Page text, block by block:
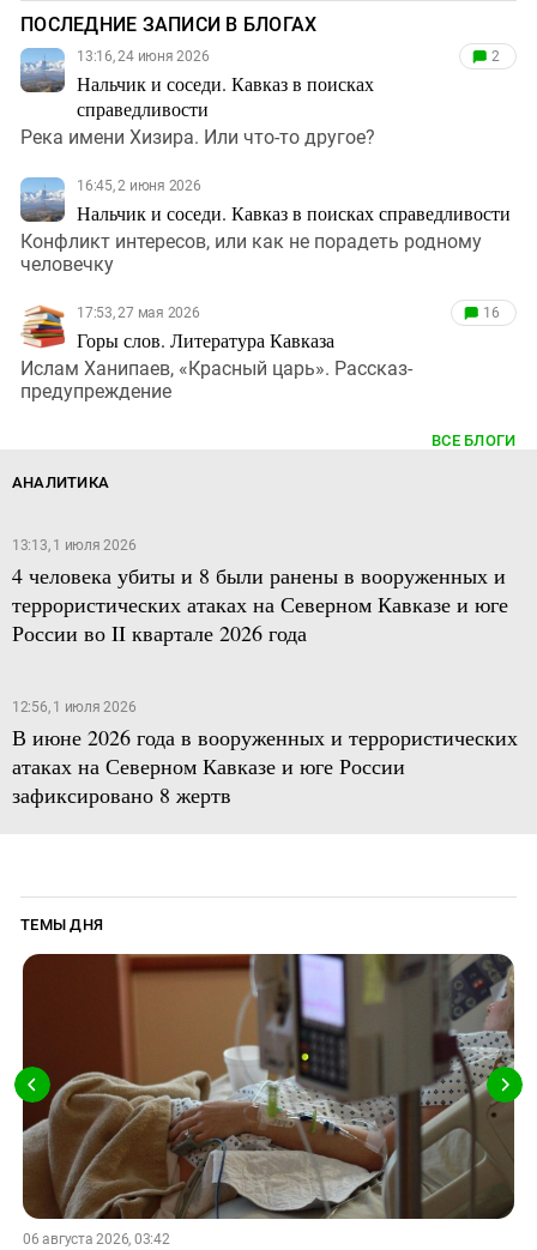
ПОСЛЕДНИЕ ЗАПИСИ В БЛОГАХ
13:16, 24 июня 2026
Нальчик и соседи. Кавказ в поисках
справедливости
2
Река имени Хизира. Или что-то другое?
16:45, 2 июня 2026
Нальчик и соседи. Кавказ в поисках справедливости
Конфликт интересов, или как не порадеть родному
человечку
17:53, 27 мая 2026
Горы слов. Литература Кавказа
16
Ислам Ханипаев, «Красный царь». Рассказ-
предупреждение
ВСЕ БЛОГИ
АНАЛИТИКА
13:13, 1 июля 2026
4 человека убиты и 8 были ранены в вооруженных и
террористических атаках на Северном Кавказе и юге
России во II квартале 2026 года
12:56, 1 июля 2026
В июне 2026 года в вооруженных и террористических
атаках на Северном Кавказе и юге России
зафиксировано 8 жертв
ТЕМЫ ДНЯ
06 августа 2026, 03:42